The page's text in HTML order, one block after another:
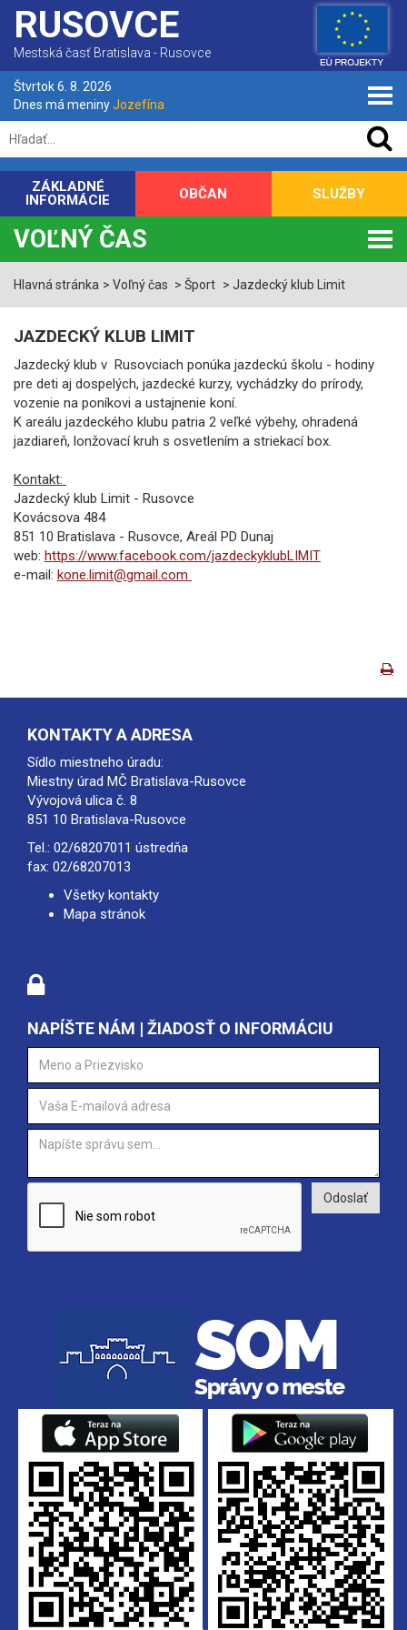
RUSOVCE
Mestská časť Bratislava - Rusovce
Štvrtok 6. 8. 2026
Dnes má meninyJozefína
ZÁKLADNÉ
INFORMÁCIE
OBČAN SLUŽBY
VOĽNÝ ČAS
Hlavná stránka Voľný čas Šport Jazdecký klub Limit
JAZDECKÝ KLUB LIMIT
Jazdecký klub v Rusovciach ponúka jazdeckú školu - hodiny
pre deti aj dospelých, jazdecké kurzy, vychádzky do prírody,
vozenie na poníkovi a ustajnenie koní.
K areálu jazdeckého klubu patria 2 veľké výbehy, ohradená
jazdiareň, lonžovací kruh s osvetlením a striekací box.
Kontakt:
Jazdecký klub Limit - Rusovce
Kovácsova 484
851 10 Bratislava - Rusovce, Areál PD Dunaj
web: https://www.facebook.com/jazdeckyklubLIMIT
e-mail: kone.limit@gmail.com
KONTAKTY A ADRESA
Sídlo miestneho úradu:
Miestny úrad MČ Bratislava-Rusovce
Vývojová ulica č. 8
851 10 Bratislava-Rusovce
Tel.: 02/68207011 ústredňa
fax: 02/68207013
Všetky kontakty
Mapa stránok
NAPÍŠTE NÁM | ŽIADOSŤ O INFORMÁCIU